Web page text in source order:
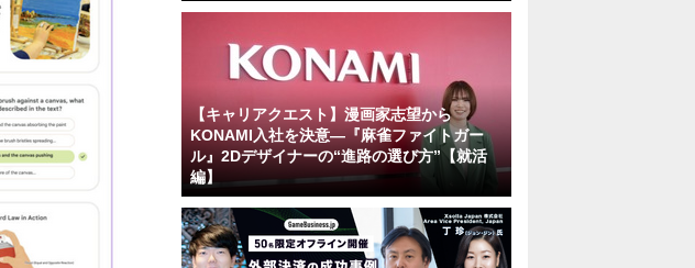
【キャリアクエスト】漫画家志望から
KONAMI入社を決意―『麻雀ファイトガー
ル』2Dデザイナーの“進路の選び方”【就活
編】